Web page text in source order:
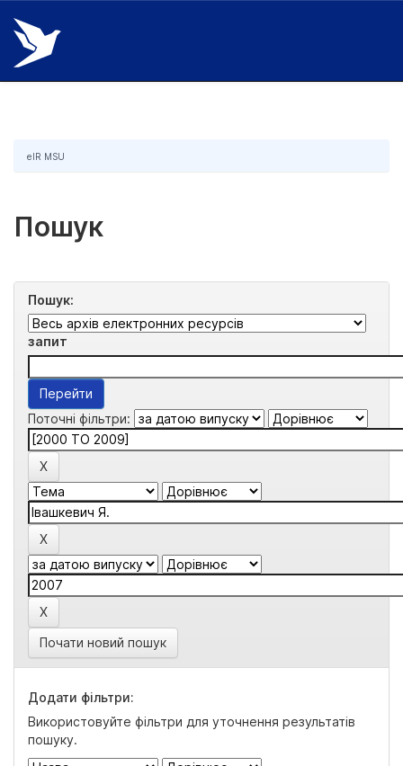
Skip
navigation
eIR MSU
Пошук
Пошук:
запит
Поточні фільтри:
Почати новий пошук
Додати фільтри:
Використовуйте фільтри для уточнення результатів
пошуку.